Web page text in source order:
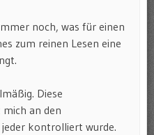
noch, was für einen
zum reinen Lesen eine
Diese
an den
kontrolliert wurde.